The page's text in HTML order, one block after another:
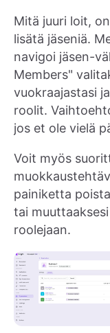
Mitä juuri loit,
lisätä jäseniä.
navigoi jäsen-
Members"
vuokraajastasi
roolit.
jos et ole vielä
Voit myös
painiketta
tai
roolejaan.